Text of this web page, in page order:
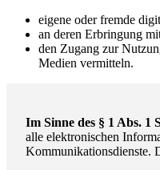
eigene oder fremde
an deren Erbringung
den Zugang zur
Medien vermitteln.
Im Sinne des § 1 Abs. 1
alle elektronischen
Kommunikationsdienste.